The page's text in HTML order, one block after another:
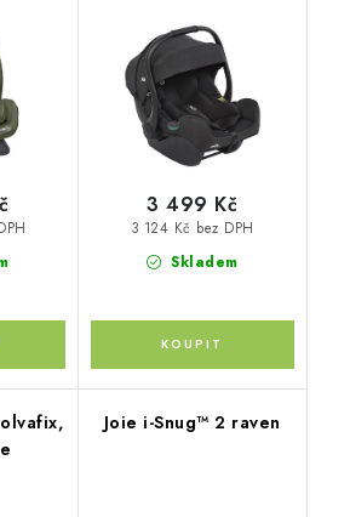
Skladem
3 124 Kč bez DPH
3 499 Kč
Joie i-Snug™ 2 raven